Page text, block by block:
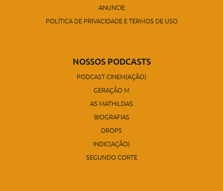
ANUNCIE
POLÍTICA DE PRIVACIDADE E TERMOS DE USO
NOSSOS PODCASTS
PODCAST CINEM(AÇÃO)
GERAÇÃO M
AS MATHILDAS
BIOGRAFIAS
DROPS
INDIC(AÇÃO)
SEGUNDO CORTE